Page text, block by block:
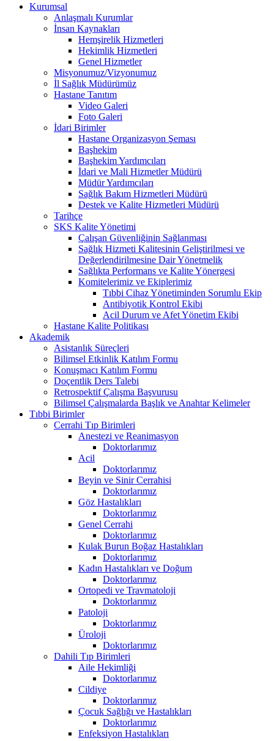
Kurumsal
Anlaşmalı Kurumlar
İnsan Kaynakları
Hemşirelik Hizmetleri
Hekimlik Hizmetleri
Genel Hizmetler
Misyonumuz/Vizyonumuz
İl Sağlık Müdürümüz
Hastane Tanıtım
Video Galeri
Foto Galeri
İdari Birimler
Hastane Organizasyon Şeması
Başhekim
Başhekim Yardımcıları
İdari ve Mali Hizmetler Müdürü
Müdür Yardımcıları
Sağlık Bakım Hizmetleri Müdürü
Destek ve Kalite Hizmetleri Müdürü
Tarihçe
SKS Kalite Yönetimi
Çalışan Güvenliğinin Sağlanması
Sağlık Hizmeti Kalitesinin Geliştirilmesi ve
Değerlendirilmesine Dair Yönetmelik
Sağlıkta Performans ve Kalite Yönergesi
Komitelerimiz ve Ekiplerimiz
Tıbbi Cihaz Yönetiminden Sorumlu Ekip
Antibiyotik Kontrol Ekibi
Acil Durum ve Afet Yönetim Ekibi
Hastane Kalite Politikası
Akademik
Asistanlık Süreçleri
Bilimsel Etkinlik Katılım Formu
Konuşmacı Katılım Formu
Doçentlik Ders Talebi
Retrospektif Çalışma Başvurusu
Bilimsel Çalışmalarda Başlık ve Anahtar Kelimeler
Tıbbi Birimler
Cerrahi Tıp Birimleri
Anestezi ve Reanimasyon
Doktorlarımız
Acil
Doktorlarımız
Beyin ve Sinir Cerrahisi
Doktorlarımız
Göz Hastalıkları
Doktorlarımız
Genel Cerrahi
Doktorlarımız
Kulak Burun Boğaz Hastalıkları
Doktorlarımız
Kadın Hastalıkları ve Doğum
Doktorlarımız
Ortopedi ve Travmatoloji
Doktorlarımız
Patoloji
Doktorlarımız
Üroloji
Doktorlarımız
Dahili Tıp Birimleri
Aile Hekimliği
Doktorlarımız
Cildiye
Doktorlarımız
Çocuk Sağlığı ve Hastalıkları
Doktorlarımız
Enfeksiyon Hastalıkları